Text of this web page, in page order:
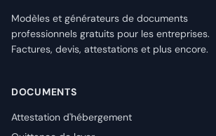
Modèles et générateurs de documents
professionnels gratuits pour les entreprises.
Factures, devis, attestations et plus encore.
DOCUMENTS
Attestation d'hébergement